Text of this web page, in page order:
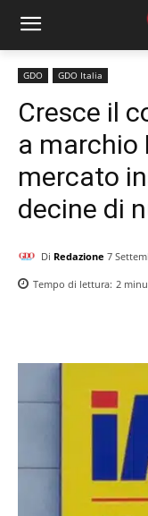
GDO GDO Italia
Cresce il
a marchio
mercato
decine di
Di Redazione 7
Tempo di lettura: 2